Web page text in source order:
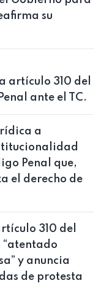
su
artículo 310 del
ante el TC.
a
Penal que,
el derecho de
310 del
“atentado
y anuncia
de protesta